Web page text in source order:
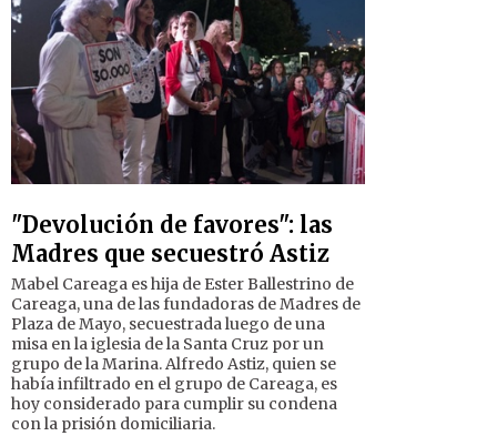
"Devolución de favores": las
Madres que secuestró Astiz
Mabel Careaga es hija de Ester Ballestrino de
Careaga, una de las fundadoras de Madres de
Plaza de Mayo, secuestrada luego de una
misa en la iglesia de la Santa Cruz por un
grupo de la Marina. Alfredo Astiz, quien se
había infiltrado en el grupo de Careaga, es
hoy considerado para cumplir su condena
con la prisión domiciliaria.